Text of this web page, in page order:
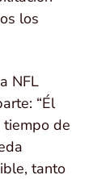
los
NFL
“Él
de
tanto